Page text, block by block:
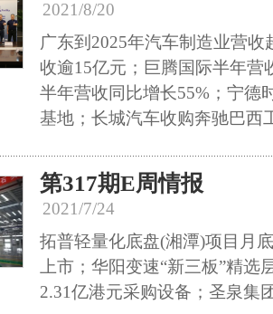
2021/8/20
广东到2025年汽车制造业营
收逾15亿元；巨腾国际半年营
半年营收同比增长55%；宁德
基地；长城汽车收购奔驰巴西
第317期E周情报
2021/7/24
拓普轻量化底盘(湘潭)项目月
上市；华阳变速“新三板”精
2.31亿港元采购设备；圣泉集